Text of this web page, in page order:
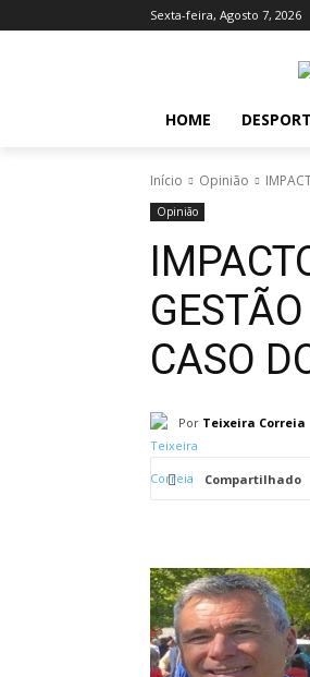
Sexta-feira, Agosto 7, 2026
HOME
Início Opinião
Opinião
CASO
Por Teixeira Correia
Compartilhado